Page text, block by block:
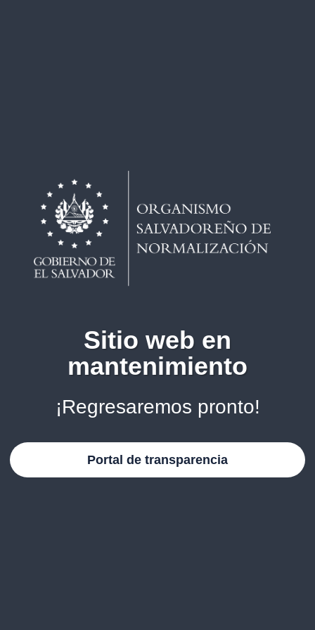
Sitio web en
mantenimiento
¡Regresaremos pronto!
Portal de transparencia